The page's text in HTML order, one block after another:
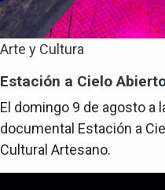
Arte y Cultura
Estación a Cielo
El domingo 9 de agosto a
documental Estación a
Cultural Artesano.